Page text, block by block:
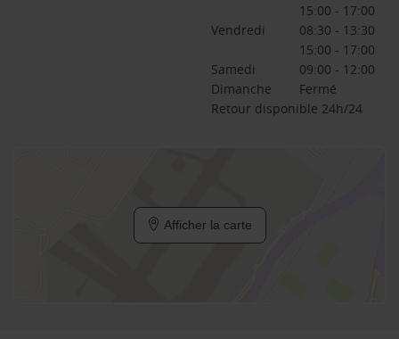
15:00 - 17:00
Vendredi
08:30 - 13:30
15:00 - 17:00
Samedi
09:00 - 12:00
Dimanche
Fermé
Retour disponible 24h/24
Afficher la carte